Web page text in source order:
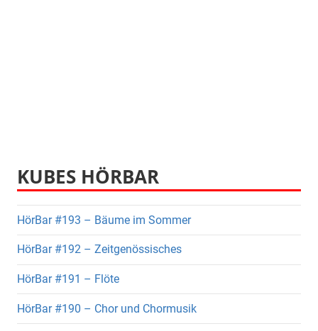
KUBES HÖRBAR
HörBar #193 – Bäume im Sommer
HörBar #192 – Zeitgenössisches
HörBar #191 – Flöte
HörBar #190 – Chor und Chormusik